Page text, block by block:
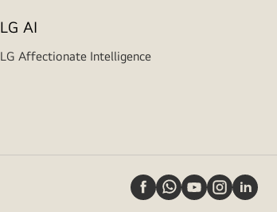
LG AI
LG Affectionate Intelligence